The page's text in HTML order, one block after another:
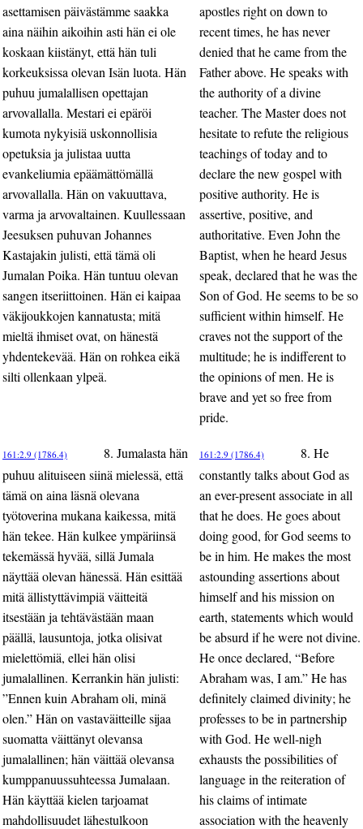
asettamisen päivästämme saakka
aina näihin aikoihin asti hän ei ole
koskaan kiistänyt, että hän tuli
korkeuksissa olevan Isän luota. Hän
puhuu jumalallisen opettajan
arvovallalla. Mestari ei epäröi
kumota nykyisiä uskonnollisia
opetuksia ja julistaa uutta
evankeliumia epäämättömällä
arvovallalla. Hän on vakuuttava,
varma ja arvovaltainen. Kuullessaan
Jeesuksen puhuvan Johannes
Kastajakin julisti, että tämä oli
Jumalan Poika. Hän tuntuu olevan
sangen itseriittoinen. Hän ei kaipaa
väkijoukkojen kannatusta; mitä
mieltä ihmiset ovat, on hänestä
yhdentekevää. Hän on rohkea eikä
silti ollenkaan ylpeä.
apostles right on down to
recent times, he has never
denied that he came from the
Father above. He speaks with
the authority of a divine
teacher. The Master does not
hesitate to refute the religious
teachings of today and to
declare the new gospel with
positive authority. He is
assertive, positive, and
authoritative. Even John the
Baptist, when he heard Jesus
speak, declared that he was the
Son of God. He seems to be so
sufficient within himself. He
craves not the support of the
multitude; he is indifferent to
the opinions of men. He is
brave and yet so free from
pride.
161:2.9 (1786.4)
8. Jumalasta hän
puhuu alituiseen siinä mielessä, että
tämä on aina läsnä olevana
työtoverina mukana kaikessa, mitä
hän tekee. Hän kulkee ympäriinsä
tekemässä hyvää, sillä Jumala
näyttää olevan hänessä. Hän esittää
mitä ällistyttävimpiä väitteitä
itsestään ja tehtävästään maan
päällä, lausuntoja, jotka olisivat
mielettömiä, ellei hän olisi
jumalallinen. Kerrankin hän julisti:
”Ennen kuin Abraham oli, minä
olen.” Hän on vastaväitteille sijaa
suomatta väittänyt olevansa
jumalallinen; hän väittää olevansa
kumppanuussuhteessa Jumalaan.
Hän käyttää kielen tarjoamat
mahdollisuudet lähestulkoon
161:2.9 (1786.4)
8. He
constantly talks about God as
an ever-present associate in all
that he does. He goes about
doing good, for God seems to
be in him. He makes the most
astounding assertions about
himself and his mission on
earth, statements which would
be absurd if he were not divine.
He once declared, “Before
Abraham was, I am.” He has
definitely claimed divinity; he
professes to be in partnership
with God. He well-nigh
exhausts the possibilities of
language in the reiteration of
his claims of intimate
association with the heavenly